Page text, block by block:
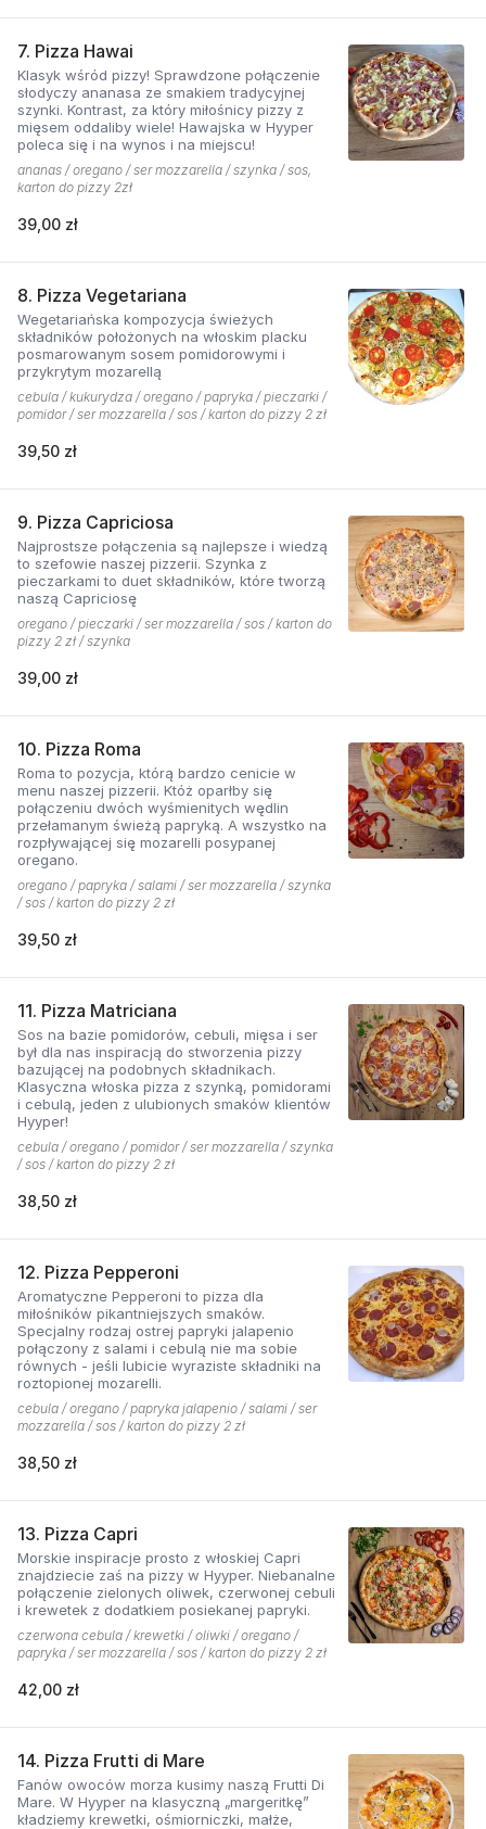
7. Pizza Hawai
Klasyk wśród pizzy! Sprawdzone połączenie
słodyczy ananasa ze smakiem tradycyjnej
szynki. Kontrast, za który miłośnicy pizzy z
mięsem oddaliby wiele! Hawajska w Hyyper
poleca się i na wynos i na miejscu!
ananas / oregano / ser mozzarella / szynka / sos,
karton do pizzy 2zł
39,00 zł
8. Pizza Vegetariana
Wegetariańska kompozycja świeżych
składników położonych na włoskim placku
posmarowanym sosem pomidorowymi i
przykrytym mozarellą
cebula / kukurydza / oregano / papryka / pieczarki /
pomidor / ser mozzarella / sos / karton do pizzy 2 zł
39,50 zł
9. Pizza Capriciosa
Najprostsze połączenia są najlepsze i wiedzą
to szefowie naszej pizzerii. Szynka z
pieczarkami to duet składników, które tworzą
naszą Capriciosę
oregano / pieczarki / ser mozzarella / sos / karton do
pizzy 2 zł / szynka
39,00 zł
10. Pizza Roma
Roma to pozycja, którą bardzo cenicie w
menu naszej pizzerii. Któż oparłby się
połączeniu dwóch wyśmienitych wędlin
przełamanym świeżą papryką. A wszystko na
rozpływającej się mozarelli posypanej
oregano.
oregano / papryka / salami / ser mozzarella / szynka
/ sos / karton do pizzy 2 zł
39,50 zł
11. Pizza Matriciana
Sos na bazie pomidorów, cebuli, mięsa i ser
był dla nas inspiracją do stworzenia pizzy
bazującej na podobnych składnikach.
Klasyczna włoska pizza z szynką, pomidorami
i cebulą, jeden z ulubionych smaków klientów
Hyyper!
cebula / oregano / pomidor / ser mozzarella / szynka
/ sos / karton do pizzy 2 zł
38,50 zł
12. Pizza Pepperoni
Aromatyczne Pepperoni to pizza dla
miłośników pikantniejszych smaków.
Specjalny rodzaj ostrej papryki jalapenio
połączony z salami i cebulą nie ma sobie
równych - jeśli lubicie wyraziste składniki na
roztopionej mozarelli.
cebula / oregano / papryka jalapenio / salami / ser
mozzarella / sos / karton do pizzy 2 zł
38,50 zł
13. Pizza Capri
Morskie inspiracje prosto z włoskiej Capri
znajdziecie zaś na pizzy w Hyyper. Niebanalne
połączenie zielonych oliwek, czerwonej cebuli
i krewetek z dodatkiem posiekanej papryki.
czerwona cebula / krewetki / oliwki / oregano /
papryka / ser mozzarella / sos / karton do pizzy 2 zł
42,00 zł
14. Pizza Frutti di Mare
Fanów owoców morza kusimy naszą Frutti Di
Mare. W Hyyper na klasyczną „margeritkę”
kładziemy krewetki, ośmiorniczki, małże,